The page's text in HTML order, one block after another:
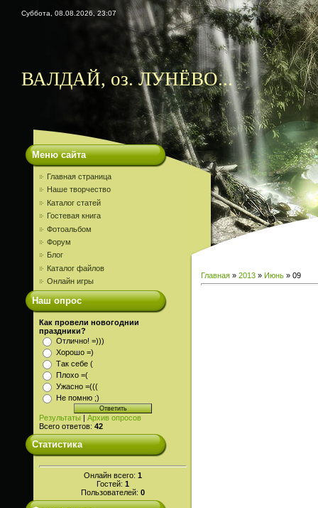
Суббота, 08.08.2026, 23:07
ВАЛДАЙ, оз. ЛУНЁВО...
Меню сайта
Главная страница
Наше творчество
Каталог статей
Гостевая книга
Фотоальбом
Форум
Блог
Каталог файлов
Онлайн игры
Наш опрос
Как провели новогоднии
праздники?
Отлично! =)))
Хорошо =)
Так себе (
Плохо =(
Ужасно =(((
Не помню ;)
Результаты | Архив опросов
Всего ответов: 42
Статистика
Онлайн всего: 1
Гостей: 1
Пользователей: 0
Главная » 2013 » Июнь » 09